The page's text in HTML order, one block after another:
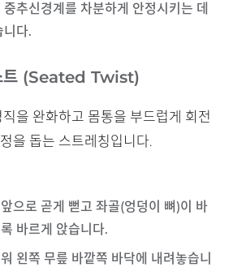
추신경계를 차분하게 안정시키는 데
니다.
트 (Seated Twist)
을 완화하고 몸통을 부드럽게 회전
을 돕는 스트레칭입니다.
으로 곧게 뻗고 좌골(엉덩이 뼈)이 바
바르게 앉습니다.
왼쪽 무릎 바깥쪽 바닥에 내려놓습니